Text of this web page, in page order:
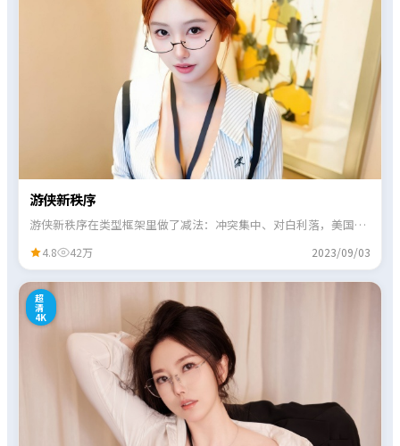
游侠新秩序
游侠新秩序在类型框架里做了减法：冲突集中、对白利落，美国班
4.8 42万 2023/09/03
超
清
4K